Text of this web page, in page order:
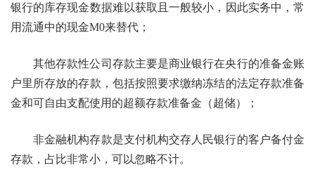
银行的库存现金数据难以获取且一般较小，因此实务中，常
用流通中的现金M0来替代；
其他存款性公司存款主要是商业银行在央行的准备金账
户里所存放的存款，包括按照要求缴纳冻结的法定存款准备
金和可自由支配使用的超额存款准备金（超储）；
非金融机构存款是支付机构交存人民银行的客户备付金
存款，占比非常小，可以忽略不计。